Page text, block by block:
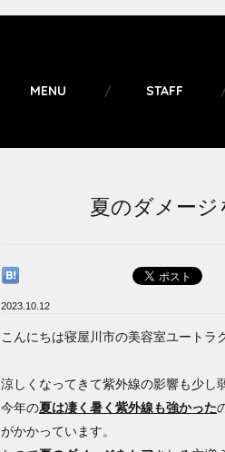
MENU STAFF
夏のダメー
2023.10.12
こんにちは寝屋川市の美容室ユートラ
涼しくなってきて紫外線の影響も少し
今年の夏は凄く暑く紫外線も強かった
がかかっています。